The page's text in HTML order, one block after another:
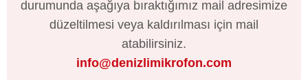
durumunda aşağıya bıraktığımız mail adresimize
düzeltilmesi veya kaldırılması için mail
atabilirsiniz.
info@denizlimikrofon.com